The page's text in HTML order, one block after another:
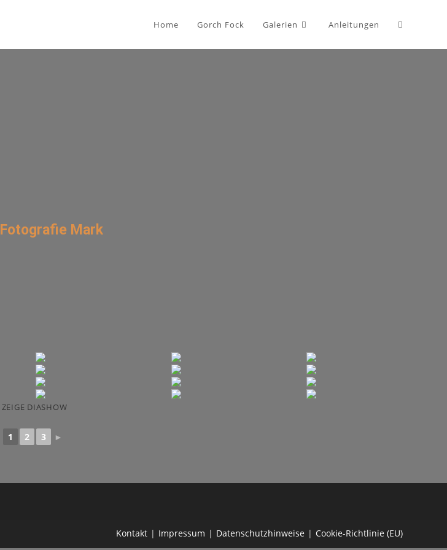
Home Gorch Fock Galerien Anleitungen
Fotografie Mark
ZEIGE DIASHOW
1 2 3 ►
Kontakt Impressum Datenschutzhinweise Cookie-Richtlinie (EU)